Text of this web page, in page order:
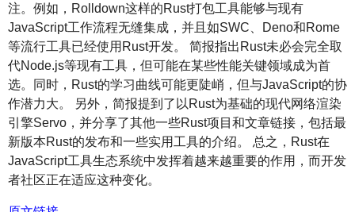
注。例如，Rolldown这样的Rust打包工具能够与现有
JavaScript工作流程无缝集成，并且如SWC、Deno和Rome
等流行工具已经使用Rust开发。 简报指出Rust未必会完全取
代Node.js等现有工具，但可能在某些性能关键领域成为首
选。同时，Rust的学习曲线可能更陡峭，但与JavaScript的协
作潜力大。 另外，简报提到了以Rust为基础的现代网络渲染
引擎Servo，并分享了其他一些Rust项目和文章链接，包括最
新版本Rust的发布和一些实用工具的介绍。 总之，Rust在
JavaScript工具生态系统中发挥着越来越重要的作用，而开发
者社区正在适应这种变化。